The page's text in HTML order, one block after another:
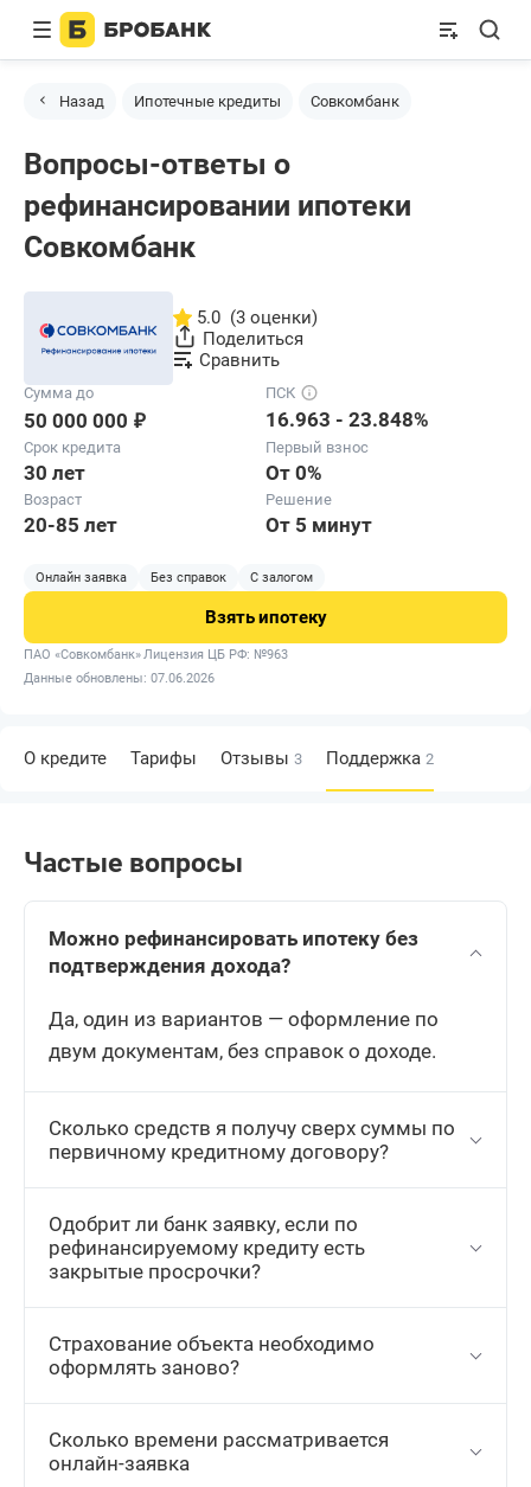
Назад Ипотечные кредиты Совкомбанк
Вопросы-ответы о
рефинансировании ипотеки
Совкомбанк
5.0 (3 оценки)
Поделиться
Сравнить
Сумма до
50 000 000 ₽
ПСК
16.963 - 23.848%
Срок кредита
30 лет
Первый взнос
От 0%
Возраст
20-85 лет
Решение
От 5 минут
Онлайн заявка Без справок С залогом
Взятьипотеку
ПАО «Совкомбанк»Лицензия ЦБ РФ: №963
Данные обновлены: 07.06.2026
О кредите Тарифы Отзывы 3 Поддержка 2
Частые вопросы
Можно рефинансировать ипотеку без
подтверждения дохода?
Да, один из вариантов — оформление по
двум документам, без справок о доходе.
Сколько средств я получу сверх суммы по
первичному кредитному договору?
Одобрит ли банк заявку, если по
рефинансируемому кредиту есть
закрытые просрочки?
Страхование объекта необходимо
оформлять заново?
Сколько времени рассматривается
онлайн-заявка